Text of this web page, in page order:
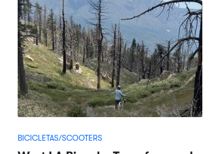
BICICLETAS/SCOOTERS